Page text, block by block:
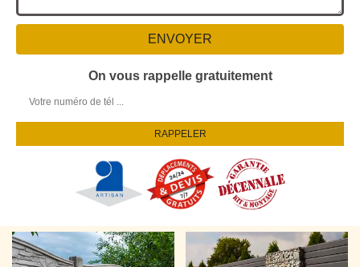
On vous rappelle gratuitement